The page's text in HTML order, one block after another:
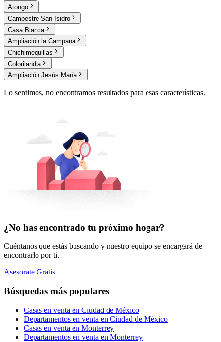
Atongo
Campestre San Isidro
Casa Blanca
Ampliación la Campana
Chichimequillas
Colorilandia
Ampliación Jesús María
Lo sentimos, no encontramos resultados para esas características.
¿No has encontrado tu próximo hogar?
Cuéntanos que estás buscando y nuestro equipo se encargará de
encontrarlo por ti.
Asesorate Gratis
Búsquedas más populares
Casas en venta en Ciudad de México
Departamentos en venta en Ciudad de México
Casas en venta en Monterrey
Departamentos en venta en Monterrey